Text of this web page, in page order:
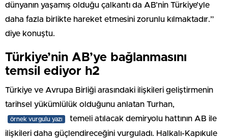
dünyanın yaşamış olduğu çalkantı da AB’nin Türkiye’yle
daha fazla birlikte hareket etmesini zorunlu kılmaktadır.”
diye konuştu.
Türkiye’nin AB’ye bağlanmasını
temsil ediyor h2
Türkiye ve Avrupa Birliği arasındaki ilişkileri geliştirmenin
tarihsel yükümlülük olduğunu anlatan Turhan,
örnek vurgulu yazı
temeli atılacak demiryolu hattının AB ile
ilişkileri daha güçlendireceğini vurguladı. Halkalı-Kapıkule